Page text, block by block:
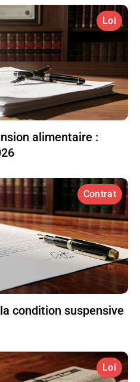
Loi
alimentaire :
Contrat
condition suspensive
Loi